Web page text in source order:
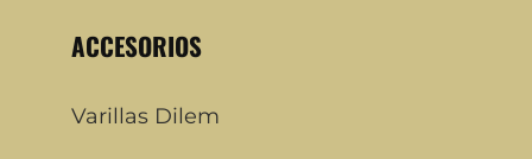
ACCESORIOS
Varillas Dilem